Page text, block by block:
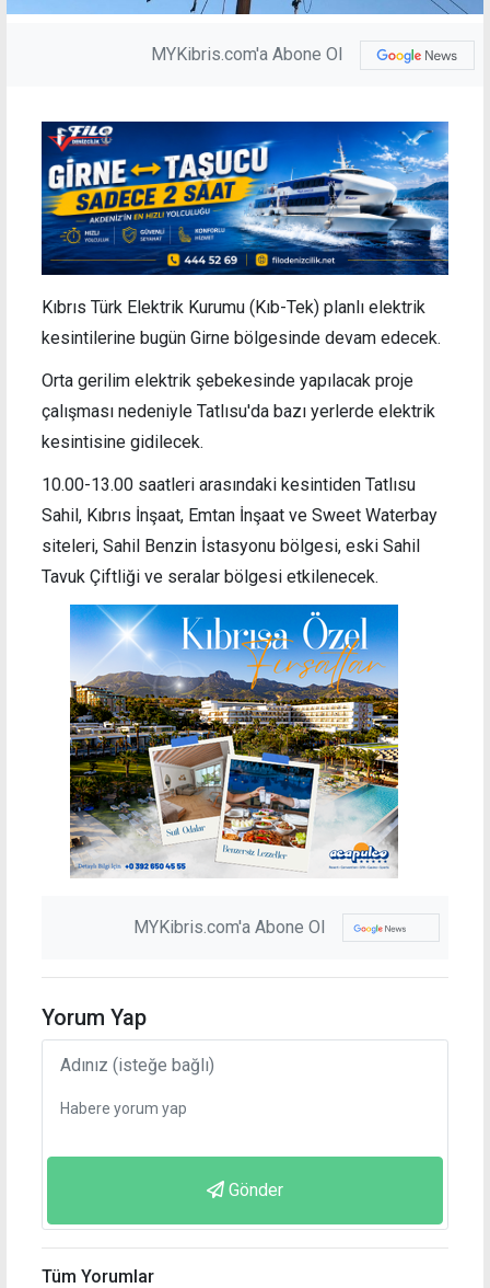
MYKibris.com'a Abone Ol
Kıbrıs Türk Elektrik Kurumu (Kıb-Tek) planlı elektrik
kesintilerine bugün Girne bölgesinde devam edecek.
Orta gerilim elektrik şebekesinde yapılacak proje
çalışması nedeniyle Tatlısu'da bazı yerlerde elektrik
kesintisine gidilecek.
10.00-13.00 saatleri arasındaki kesintiden Tatlısu
Sahil, Kıbrıs İnşaat, Emtan İnşaat ve Sweet Waterbay
siteleri, Sahil Benzin İstasyonu bölgesi, eski Sahil
Tavuk Çiftliği ve seralar bölgesi etkilenecek.
MYKibris.com'a Abone Ol
Yorum Yap
Gönder
Tüm Yorumlar